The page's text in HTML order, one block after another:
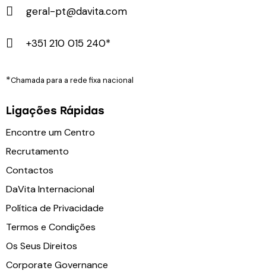
geral-pt@davita.com
+351 210 015 240*
*Chamada para a rede fixa nacional
Ligações Rápidas
Encontre um Centro
Recrutamento
Contactos
DaVita Internacional
Política de Privacidade
Termos e Condições
Os Seus Direitos
Corporate Governance